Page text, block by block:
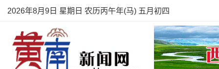
2026年8月9日 星期日 农历丙午年(马) 五月初四